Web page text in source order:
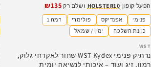
הפעל קופון HOLSTER10 ושלם רק ₪135
פנימי אפנדיקס פולימרי
רמה 1
כוונת השלכה
ימין / שמאל
SALEWST
נרתיק פנימי WST Kydex שחור לאקדחי גלוק,
רמון, זיג ועוד – איכותי לנשיאה יומית